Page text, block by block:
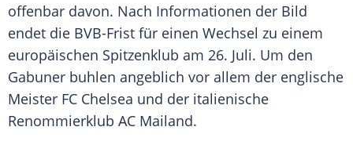
offenbar davon. Nach Informationen der Bild
endet die BVB-Frist für einen Wechsel zu einem
europäischen Spitzenklub am 26. Juli. Um den
Gabuner buhlen angeblich vor allem der englische
Meister FC Chelsea und der italienische
Renommierklub AC Mailand.